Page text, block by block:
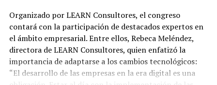
Organizado porLEARN Consultores, el congreso
contará conla participación de destacados expertos en
el ámbito empresarial.Entre ellos, RebecaMeléndez,
directora deLEARN Consultores, quien enfatizóla
importancia de adaptarse a los cambiostecnológicos:
“El desarrollo de las empresas en la era digital esuna